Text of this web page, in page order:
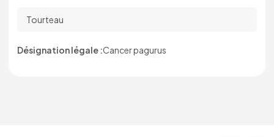
Tourteau
Désignation légale :Cancer pagurus